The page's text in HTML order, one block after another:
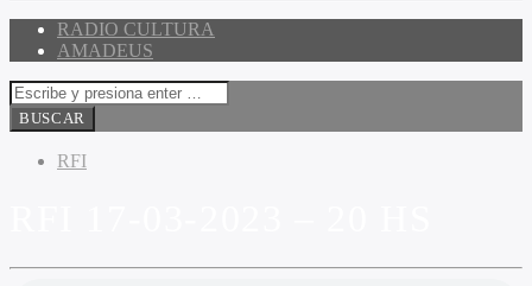
RADIO CULTURA
AMADEUS
RFI